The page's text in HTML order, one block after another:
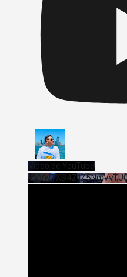
Vídeo de YouTube